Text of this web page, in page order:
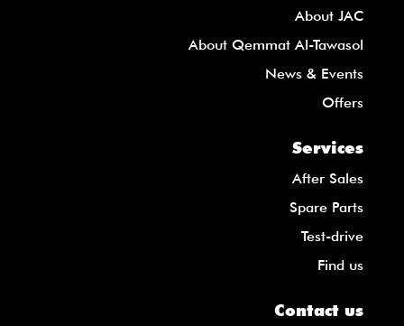
About JAC
About Qemmat Al-Tawasol
News & Events
Offers
Services
After Sales
Spare Parts
Test-drive
Find us
Contact us